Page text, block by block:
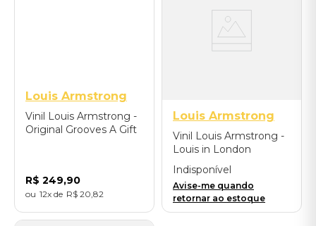
Louis Armstrong
Vinil Louis Armstrong -
Original Grooves A Gift
R$ 249,90
12 R$ 20 82
Louis Armstrong
Vinil Louis Armstrong -
Louis in London
(black/standard) -
Importado
Indisponível
Avise-me quando
retornar ao estoque